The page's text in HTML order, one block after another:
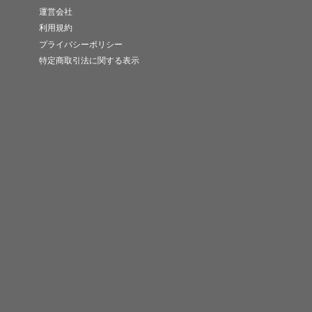
運営会社
利用規約
プライバシーポリシー
特定商取引法に関する表示